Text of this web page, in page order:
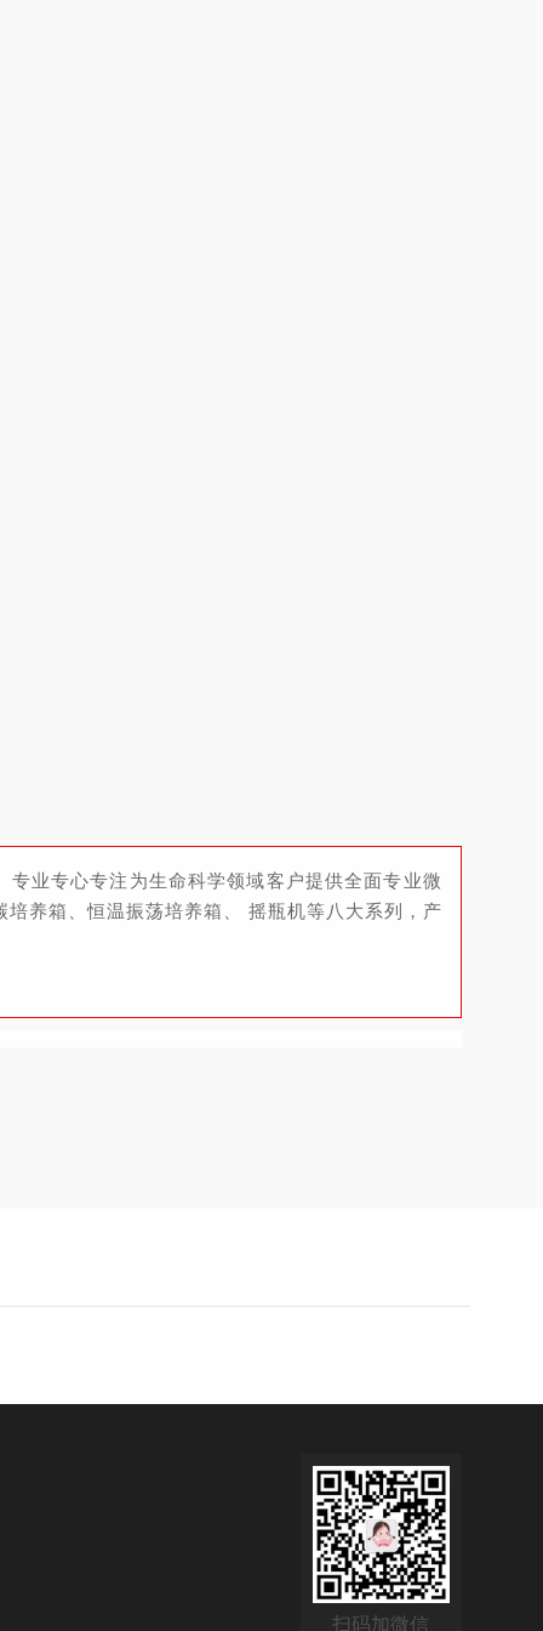
业专心专注为生命科学领域客户提供全面专业微
养箱、恒温振荡培养箱、 摇瓶机等八大系列，产
扫码加微信